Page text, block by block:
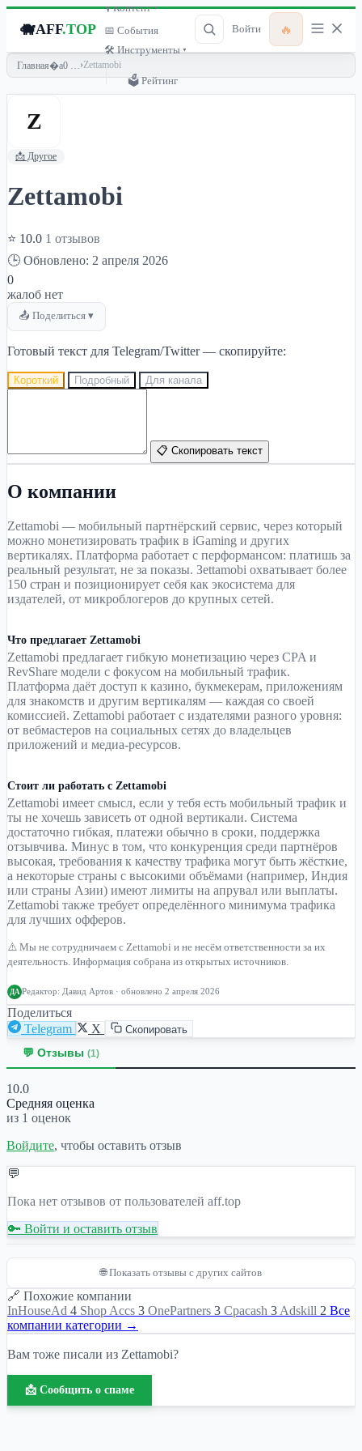
🐗AFF.TOP
🎙 Контент ▾
📅 События
🛠 Инструменты ▾
🗳 Рейтинг
Войти 🔥
Главная ›Zettamobi
Z
📩 Другое
Zettamobi
⭐ 10.0 1 отзывов
🕒 Обновлено: 2 апреля 2026
0
жалоб нет
📤 Поделиться ▾
Готовый текст для Telegram/Twitter — скопируйте:
Короткий Подробный Для канала
📋 Скопировать текст
О компании
Zettamobi — мобильный партнёрский сервис, через который
можно монетизировать трафик в iGaming и других
вертикалях. Платформа работает с перформансом: платишь за
реальный результат, не за показы. Зettamobi охватывает более
150 стран и позиционирует себя как экосистема для
издателей, от микроблогеров до крупных сетей.
Что предлагает Zettamobi
Zettamobi предлагает гибкую монетизацию через CPA и
RevShare модели с фокусом на мобильный трафик.
Платформа даёт доступ к казино, букмекерам, приложениям
для знакомств и другим вертикалям — каждая со своей
комиссией. Zettamobi работает с издателями разного уровня:
от вебмастеров на социальных сетях до владельцев
приложений и медиа-ресурсов.
Стоит ли работать с Zettamobi
Zettamobi имеет смысл, если у тебя есть мобильный трафик и
ты не хочешь зависеть от одной вертикали. Система
достаточно гибкая, платежи обычно в сроки, поддержка
отзывчива. Минус в том, что конкуренция среди партнёров
высокая, требования к качеству трафика могут быть жёсткие,
а некоторые страны с высокими объёмами (например, Индия
или страны Азии) имеют лимиты на апрувал или выплаты.
Zettamobi также требует определённого минимума трафика
для лучших офферов.
⚠️ Мы не сотрудничаем с Zettamobi и не несём ответственности за их
деятельность. Информация собрана из открытых источников.
ДА Редактор: Давид Артов · обновлено 2 апреля 2026
Поделиться
Telegram
X Скопировать
💬 Отзывы (1)
10.0
Средняя оценка
из 1 оценок
Войдите, чтобы оставить отзыв
💬
Пока нет отзывов от пользователей aff.top
🔑 Войти и оставить отзыв
🌐 Показать отзывы с других сайтов
🔗 Похожие компании
InHouseAd 4 Shop Accs 3 OnePartners 3 Cpacash 3 Adskill 2 Все
компании категории →
Вам тоже писали из Zettamobi?
📩 Сообщить о спаме